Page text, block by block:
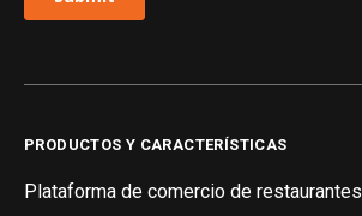
PRODUCTOS Y CARACTERÍSTICAS
Plataforma de comercio de restaurantes